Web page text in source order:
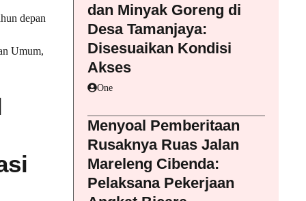
depan
Umum,
dan Minyak Goreng di
Desa Tamanjaya:
Disesuaikan Kondisi
Akses
One
Menyoal Pemberitaan
Rusaknya Ruas Jalan
Mareleng Cibenda:
Pelaksana Pekerjaan